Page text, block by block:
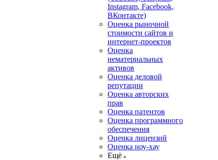
Instagram, Facebook,
ВКонтакте)
Оценка рыночной
стоимости сайтов и
интернет-проектов
Оценка
нематериальных
активов
Оценка деловой
репутации
Оценка авторских
прав
Оценка патентов
Оценка программного
обеспечения
Оценка лицензий
Оценка ноу-хау
Ещё